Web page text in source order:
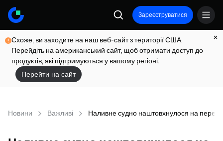
Зареєструватися
Схоже, ви заходите на наш веб-сайт з території США.
Перейдіть на американський сайт, щоб отримати доступ до
продуктів, які підтримуються у вашому регіоні.
Перейти на сайт
Новини Важливі Наливне судно наштовхнулося на